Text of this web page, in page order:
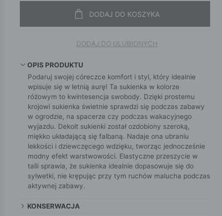
DODAJ DO KOSZYKA
DODAJ DO ULUBIONYCH
OPIS PRODUKTU
Podaruj swojej córeczce komfort i styl, który idealnie
wpisuje się w letnią aurę! Ta sukienka w kolorze
różowym to kwintesencja swobody. Dzięki prostemu
krojowi sukienka świetnie sprawdzi się podczas zabawy
w ogrodzie, na spacerze czy podczas wakacyjnego
wyjazdu. Dekolt sukienki został ozdobiony szeroką,
miękko układającą się falbaną. Nadaje ona ubraniu
lekkości i dziewczęcego wdzięku, tworząc jednocześnie
modny efekt warstwowości. Elastyczne przeszycie w
talii sprawia, że sukienka idealnie dopasowuje się do
sylwetki, nie krępując przy tym ruchów malucha podczas
aktywnej zabawy.
KONSERWACJA